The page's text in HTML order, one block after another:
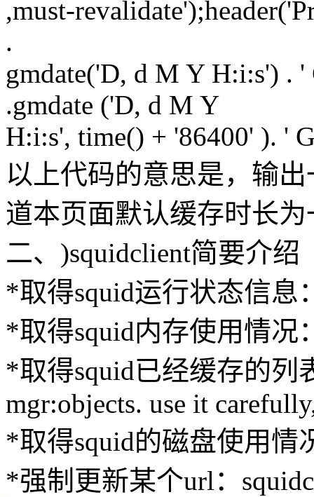
,must-
.
gmdate('D, d M Y H:i:s') .
.gmdate ('D, d M Y
H:i:s', time() + '86400' ). '
以上代码的意思是，输
道本页面默认缓存时长为
二、)squidclient简要介绍
*取得squid运行状态信息
*取得squid内存使用情况
*取得squid已经缓存的列
mgr:objects. use it
*取得squid的磁盘使用情
*强制更新某个url：